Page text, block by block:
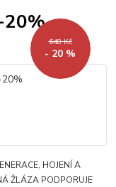
648 Kč
- 20 %
HOJENÍ A
ŽLÁZA PODPORUJE